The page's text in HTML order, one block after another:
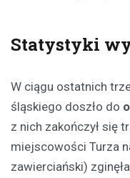
Statystyki
W ciągu ostatnich
śląskiego doszło do
z nich zakończył się
miejscowości Turza
zawierciański)